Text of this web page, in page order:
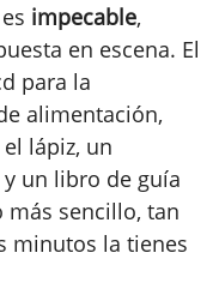
impecable,
en escena. El
para la
alimentación,
lápiz, un
un libro de guía
más sencillo, tan
minutos la tienes